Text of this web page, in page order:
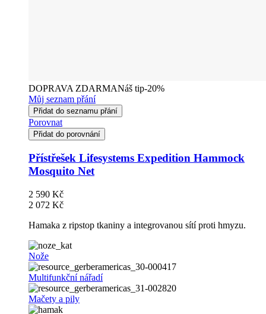
DOPRAVA ZDARMANáš tip-20%
Můj seznam přání
Přidat do seznamu přání
Porovnat
Přidat do porovnání
Přístřešek Lifesystems Expedition Hammock
Mosquito Net
2 590 Kč
2 072 Kč
Hamaka z ripstop tkaniny a integrovanou sítí proti hmyzu.
Nože
Multifunkční nářadí
Mačety a pily